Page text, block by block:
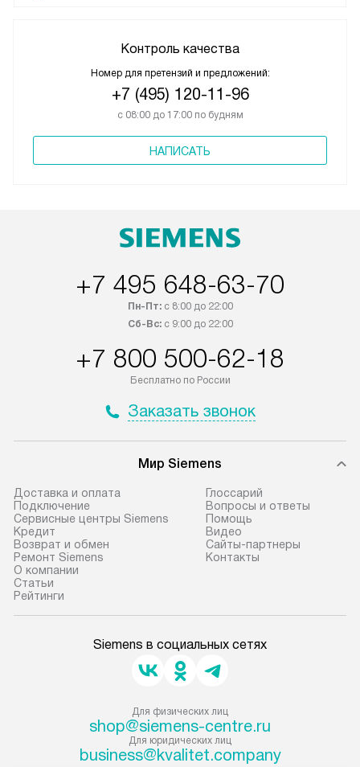
Контроль качества
Номер для претензий и предложений:
+7 (495) 120-11-96
с 08:00 до 17:00 по будням
НАПИСАТЬ
+7 495 648-63-70
Пн-Пт:с 8:00 до 22:00
Сб-Вс:с 9:00 до 22:00
+7 800 500-62-18
Бесплатно по России
Заказать звонок
Мир Siemens
Доставка и оплата
Подключение
Сервисные центры Siemens
Кредит
Возврат и обмен
Ремонт Siemens
О компании
Статьи
Рейтинги
Глоссарий
Вопросы и ответы
Помощь
Видео
Сайты-партнеры
Контакты
Siemens в социальных сетях
Для физических лиц
shop@siemens-centre.ru
Для юридических лиц
business@kvalitet.company